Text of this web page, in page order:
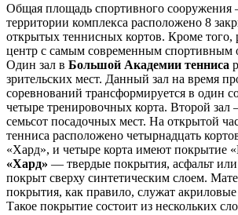
Общая площадь спортивного сооружения
территории комплекса расположено 8
открытых теннисных кортов. Кроме того,
центр с самым современным спортивным
Один зал в Большой Академии тенниса
зрительских мест. Данный зал на время
соревнований трансформируется в один
четыре тренировочных корта. Второй зал
семьсот посадочных мест. На открытой
тенниса расположено четырнадцать
«Хард», и четыре корта имеют покрытие
«Хард» — твердые покрытия, асфальт
покрыт сверху синтетическим слоем.
покрытия, как правило, служат
Такое покрытие состоит из нескольких